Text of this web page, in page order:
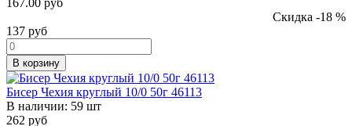
Скидка -18 %
137 руб
В корзину
Бисер Чехия круглый 10/0 50г 46113
В наличии: 59 шт
262 руб